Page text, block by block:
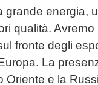
energia,
qualità.
fronte degli
La
Oriente e la